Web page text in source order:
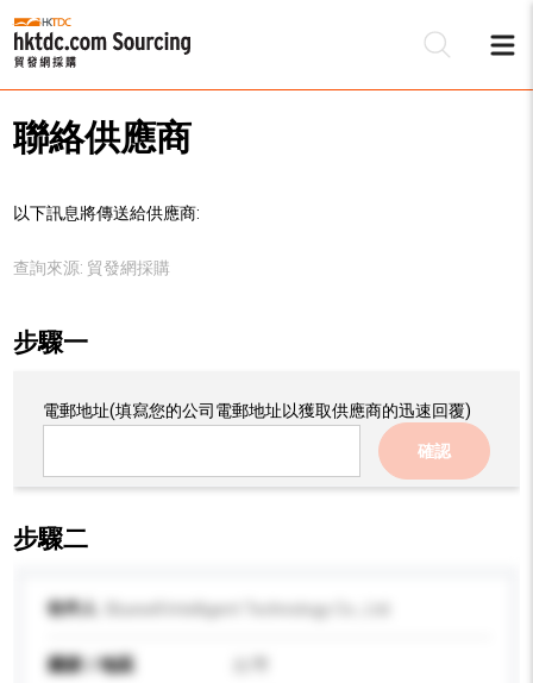
聯絡供應商
以下訊息將傳送給供應商:
查詢來源: 貿發網採購
步驟一
電郵地址(填寫您的公司電郵地址以獲取供應商的迅速回覆)
確認
步驟二
收件人
國家 / 地區